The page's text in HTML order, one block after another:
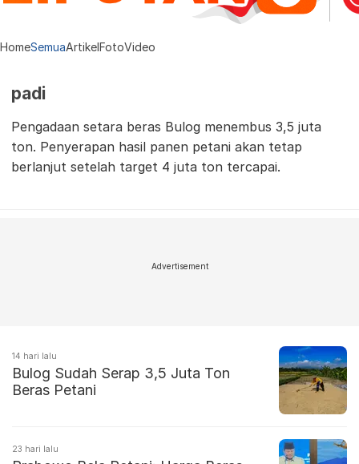
HomeSemuaArtikelFotoVideo
padi
Pengadaan setara beras Bulog menembus 3,5 juta
ton. Penyerapan hasil panen petani akan tetap
berlanjut setelah target 4 juta ton tercapai.
Advertisement
14 hari lalu
Bulog Sudah Serap 3,5 Juta Ton
Beras Petani
23 hari lalu